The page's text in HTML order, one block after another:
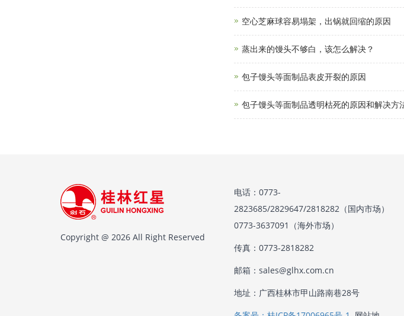
空心芝麻球容易塌架，出锅就回缩的原因
蒸出来的馒头不够白，该怎么解决？
​包子馒头等面制品表皮开裂的原因
包子馒头等面制品透明枯死的原因和解决方
Copyright @ 2026 All Right Reserved
电话：0773-
2823685/2829647/2818282（国内市场）
0773-3637091（海外市场）
传真：0773-2818282
邮箱：sales@glhx.com.cn
地址：广西桂林市甲山路南巷28号